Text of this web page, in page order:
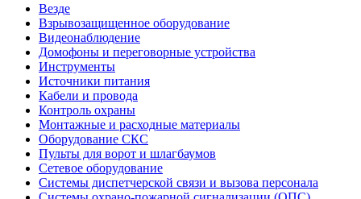
Везде
Взрывозащищенное оборудование
Видеонаблюдение
Домофоны и переговорные устройства
Инструменты
Источники питания
Кабели и провода
Контроль охраны
Монтажные и расходные материалы
Оборудование СКС
Пульты для ворот и шлагбаумов
Сетевое оборудование
Системы диспетчерской связи и вызова персонала